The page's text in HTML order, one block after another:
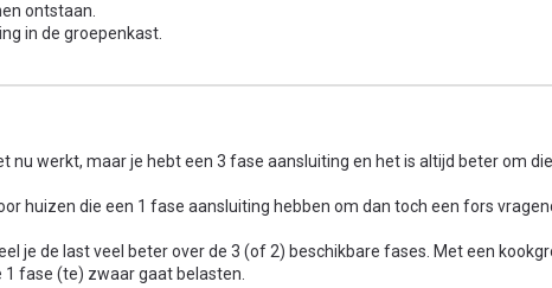
ontstaan.
in de groepenkast.
nu werkt, maar je hebt een 3 fase aansluiting en het is altijd beter om
huizen die een 1 fase aansluiting hebben om dan toch een fors
je de last veel beter over de 3 (of 2) beschikbare fases. Met een
fase (te) zwaar gaat belasten.